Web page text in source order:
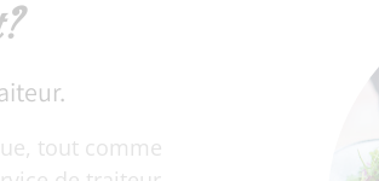
tout comme